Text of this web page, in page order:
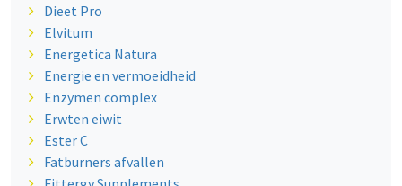
Dieet Pro
Elvitum
Energetica Natura
Energie en vermoeidheid
Enzymen complex
Erwten eiwit
Ester C
Fatburners afvallen